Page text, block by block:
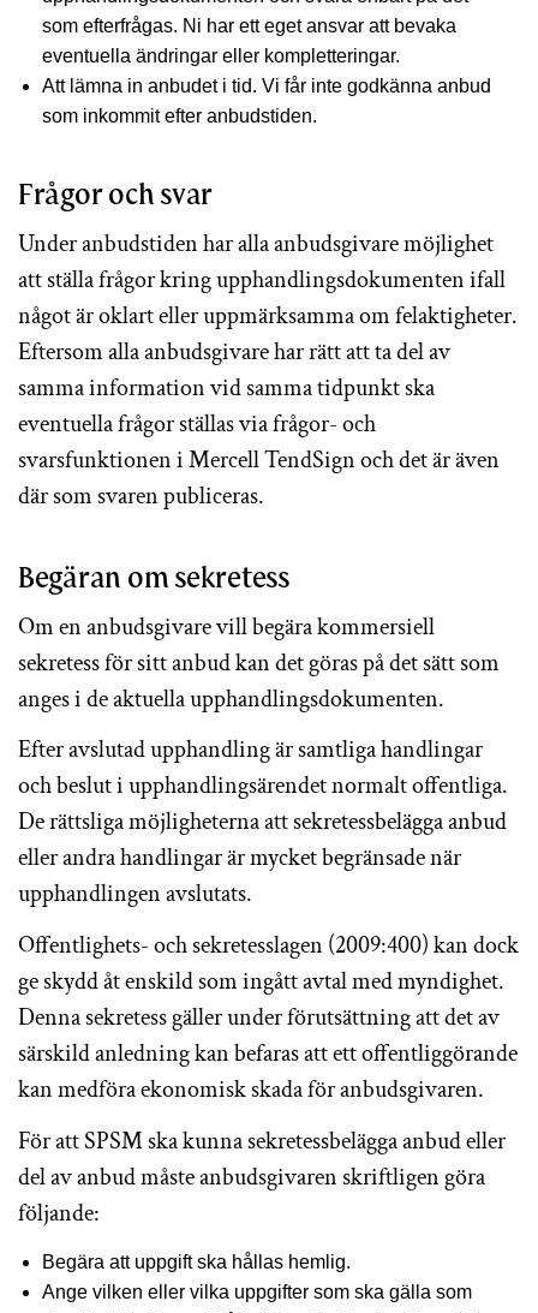
som efterfrågas. Ni har ett eget ansvar att bevaka
eventuella ändringar eller kompletteringar.
Att lämna in anbudet i tid. Vi får inte godkänna anbud
som inkommit efter anbudstiden.
Frågor och svar
Under anbudstiden har alla anbudsgivare möjlighet
att ställa frågor kring upphandlingsdokumenten ifall
något är oklart eller uppmärksamma om felaktigheter.
Eftersom alla anbudsgivare har rätt att ta del av
samma information vid samma tidpunkt ska
eventuella frågor ställas via frågor- och
svarsfunktionen i Mercell TendSign och det är även
där som svaren publiceras.
Begäran om sekretess
Om en anbudsgivare vill begära kommersiell
sekretess för sitt anbud kan det göras på det sätt som
anges i de aktuella upphandlingsdokumenten.
Efter avslutad upphandling är samtliga handlingar
och beslut i upphandlingsärendet normalt offentliga.
De rättsliga möjligheterna att sekretessbelägga anbud
eller andra handlingar är mycket begränsade när
upphandlingen avslutats.
Offentlighets- och sekretesslagen (2009:400) kan dock
ge skydd åt enskild som ingått avtal med myndighet.
Denna sekretess gäller under förutsättning att det av
särskild anledning kan befaras att ett offentliggörande
kan medföra ekonomisk skada för anbudsgivaren.
För att SPSM ska kunna sekretessbelägga anbud eller
del av anbud måste anbudsgivaren skriftligen göra
följande:
Begära att uppgift ska hållas hemlig.
Ange vilken eller vilka uppgifter som ska gälla som